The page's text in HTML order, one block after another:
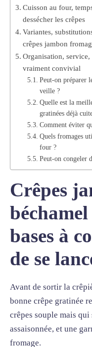
Cuisson au four,
dessécher les crêpes
Variantes,
crêpes jambon
Organisation,
vraiment convivial
Peut-on préparer
veille ?
Quelle est la
gratinées déjà
Comment éviter
Quels fromages
four ?
Peut-on congeler
Crêpes
bases à
de se
Avant de sortir la
bonne crêpe gratinée
crêpes souple mais
assaisonnée, et une
fromage.